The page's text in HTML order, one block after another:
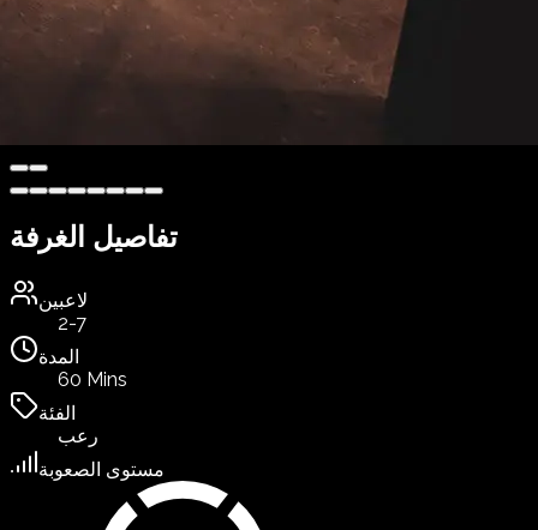
تفاصيل الغرفة
لاعبين
2-7
المدة
60 Mins
الفئة
رعب
مستوى الصعوبة